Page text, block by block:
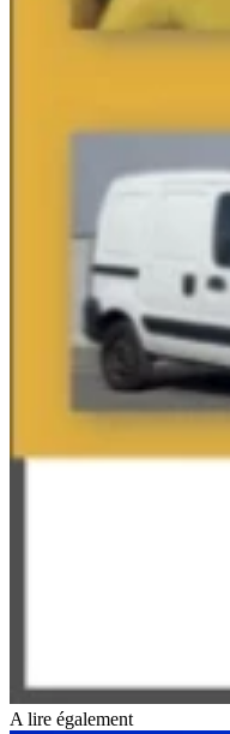
A lire également